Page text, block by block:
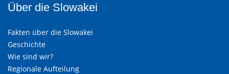
Über die Slowakei
Fakten über die Slowakei
Geschichte
Wie sind wir?
Regionale Aufteilung